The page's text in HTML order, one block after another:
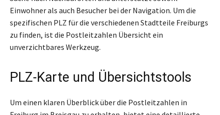
Einwohner als auch Besucher bei der Navigation. Um die
spezifischen PLZ für die verschiedenen Stadtteile Freiburgs
zu finden, ist die Postleitzahlen Übersicht ein
unverzichtbares Werkzeug.
PLZ-Karte und Übersichtstools
Um einen klaren Überblick über die Postleitzahlen in